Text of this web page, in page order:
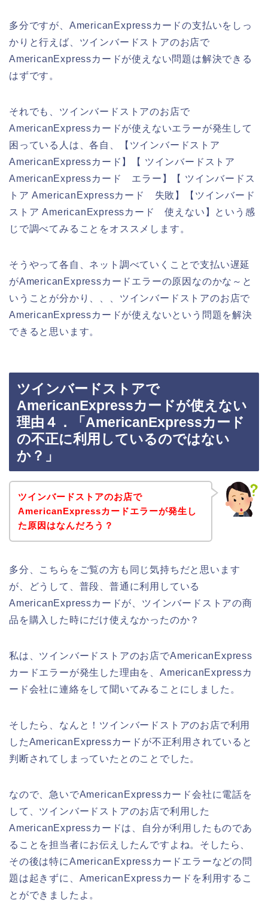
多分ですが、AmericanExpressカードの支払いをしっ
かりと行えば、ツインバードストアのお店で
AmericanExpressカードが使えない問題は解決できる
はずです。
それでも、ツインバードストアのお店で
AmericanExpressカードが使えないエラーが発生して
困っている人は、各自、【ツインバードストア
AmericanExpressカード】【 ツインバードストア
AmericanExpressカード エラー】【 ツインバードス
トア AmericanExpressカード 失敗】【ツインバード
ストア AmericanExpressカード 使えない】という感
じで調べてみることをオススメします。
そうやって各自、ネット調べていくことで支払い遅延
がAmericanExpressカードエラーの原因なのかな～と
いうことが分かり、、、ツインバードストアのお店で
AmericanExpressカードが使えないという問題を解決
できると思います。
ツインバードストアで
AmericanExpressカードが使えない
理由４．「AmericanExpressカード
の不正に利用しているのではない
か？」
ツインバードストアのお店で
AmericanExpressカードエラーが発生し
た原因はなんだろう？
多分、こちらをご覧の方も同じ気持ちだと思います
が、どうして、普段、普通に利用している
AmericanExpressカードが、ツインバードストアの商
品を購入した時にだけ使えなかったのか？
私は、ツインバードストアのお店でAmericanExpress
カードエラーが発生した理由を、AmericanExpressカ
ード会社に連絡をして聞いてみることにしました。
そしたら、なんと！ツインバードストアのお店で利用
したAmericanExpressカードが不正利用されていると
判断されてしまっていたとのことでした。
なので、急いでAmericanExpressカード会社に電話を
して、ツインバードストアのお店で利用した
AmericanExpressカードは、自分が利用したものであ
ることを担当者にお伝えしたんですよね。そしたら、
その後は特にAmericanExpressカードエラーなどの問
題は起きずに、AmericanExpressカードを利用するこ
とができましたよ。